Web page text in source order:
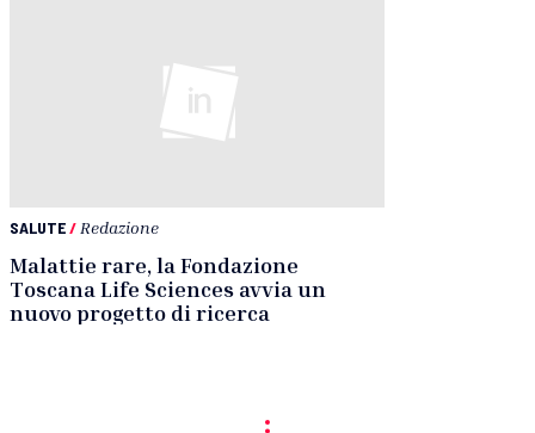
SALUTE/ Redazione
Malattie rare, la Fondazione
Toscana Life Sciences avvia un
nuovo progetto di ricerca